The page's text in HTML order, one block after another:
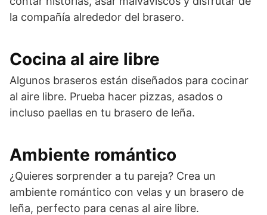
la compañía alrededor del brasero.
Cocina al aire libre
Algunos braseros están diseñados para cocinar
al aire libre. Prueba hacer pizzas, asados o
incluso paellas en tu brasero de leña.
Ambiente romántico
¿Quieres sorprender a tu pareja? Crea un
ambiente romántico con velas y un brasero de
leña, perfecto para cenas al aire libre.